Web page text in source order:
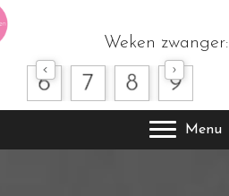
Weken zwanger:
Menu